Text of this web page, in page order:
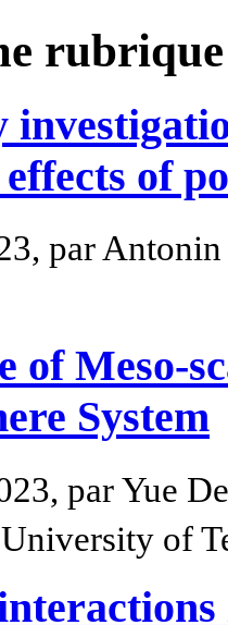
rubrique
of
par
of Meso-
System
par Yue
of